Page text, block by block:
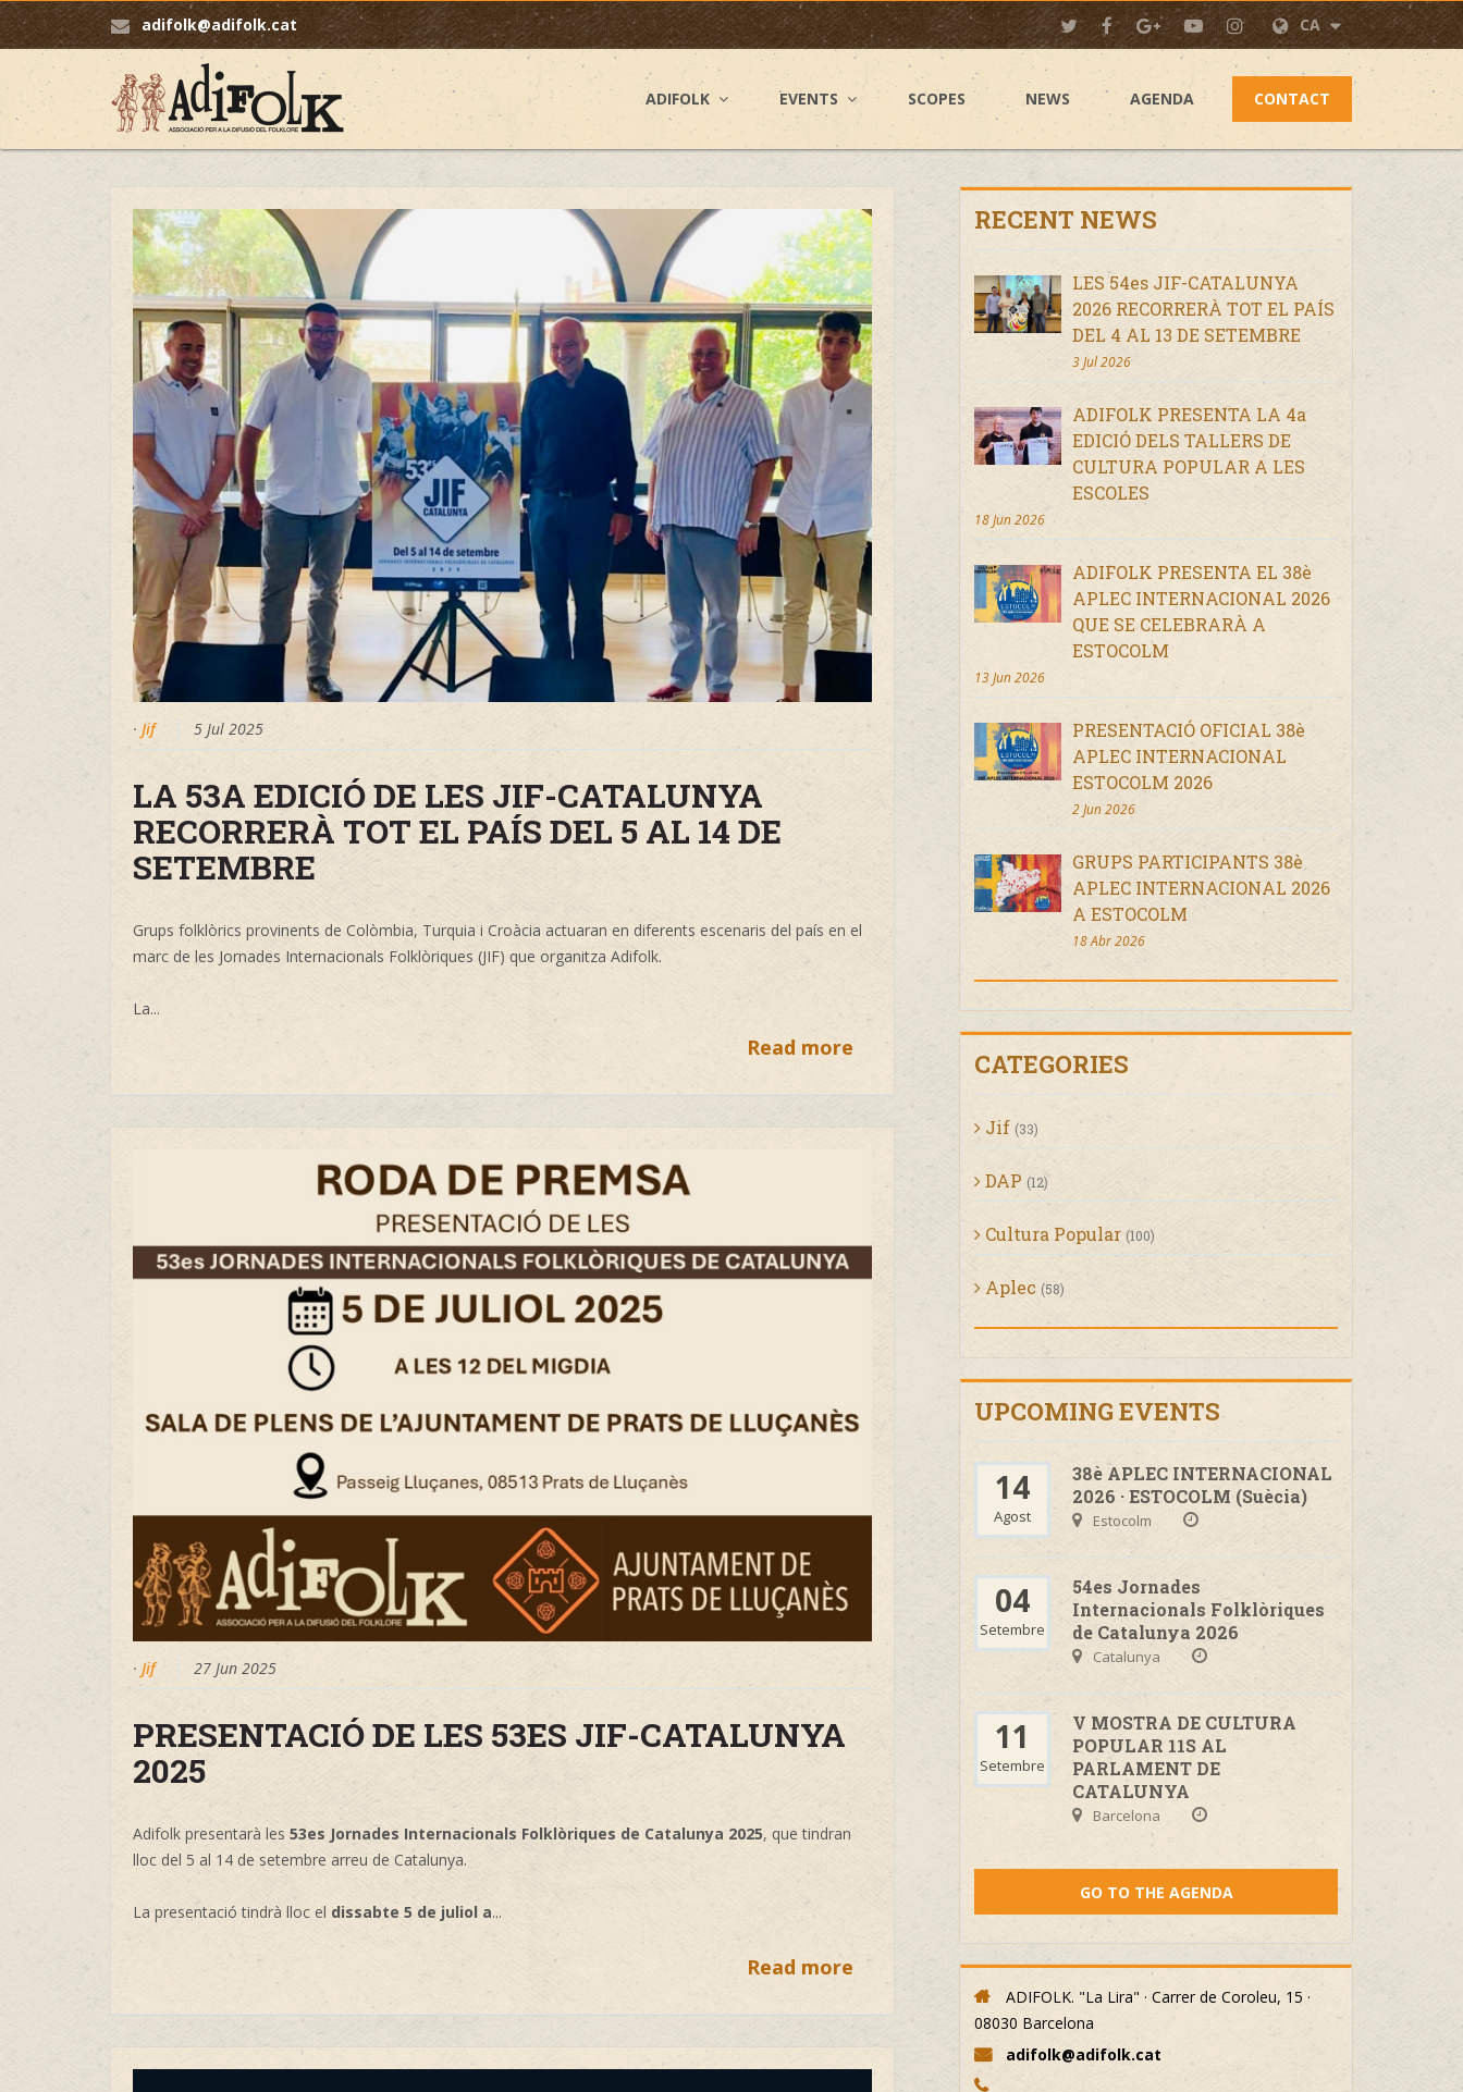
adifolk@adifolk.cat CA
ADIFOLK EVENTS SCOPES NEWS AGENDA CONTACT
· Jif 5 Jul 2025
LA 53A EDICIÓ DE LES JIF-CATALUNYA
RECORRERÀ TOT EL PAÍS DEL 5 AL 14 DE
SETEMBRE
Grups folklòrics provinents de Colòmbia, Turquia i Croàcia actuaran en diferents escenaris del país en el
marc de les Jornades Internacionals Folklòriques (JIF) que organitza Adifolk.
La...
Read more
· Jif 27 Jun 2025
PRESENTACIÓ DE LES 53ES JIF-CATALUNYA
2025
Adifolk presentarà les 53es Jornades Internacionals Folklòriques de Catalunya 2025, que tindran
lloc del 5 al 14 de setembre arreu de Catalunya.
La presentació tindrà lloc el dissabte 5 de juliol a...
Read more
RECENT NEWS
LES 54es JIF-CATALUNYA
2026 RECORRERÀ TOT EL PAÍS
DEL 4 AL 13 DE SETEMBRE
3 Jul 2026
ADIFOLK PRESENTA LA 4a
EDICIÓ DELS TALLERS DE
CULTURA POPULAR A LES
ESCOLES
18 Jun 2026
ADIFOLK PRESENTA EL 38è
APLEC INTERNACIONAL 2026
QUE SE CELEBRARÀ A
ESTOCOLM
13 Jun 2026
PRESENTACIÓ OFICIAL 38è
APLEC INTERNACIONAL
ESTOCOLM 2026
2 Jun 2026
GRUPS PARTICIPANTS 38è
APLEC INTERNACIONAL 2026
A ESTOCOLM
18 Abr 2026
CATEGORIES
Jif (33)
DAP (12)
Cultura Popular (100)
Aplec (58)
UPCOMING EVENTS
14
Agost
38è APLEC INTERNACIONAL
2026 · ESTOCOLM (Suècia)
Estocolm
04
Setembre
54es Jornades
Internacionals Folklòriques
de Catalunya 2026
Catalunya
11
Setembre
V MOSTRA DE CULTURA
POPULAR 11S AL
PARLAMENT DE
CATALUNYA
Barcelona
GO TO THE AGENDA
ADIFOLK. "La Lira" · Carrer de Coroleu, 15 ·
08030 Barcelona
adifolk@adifolk.cat